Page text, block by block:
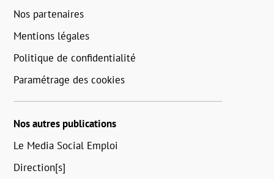
Nos partenaires
Mentions légales
Politique de confidentialité
Paramétrage des cookies
Nos autres publications
Le Media Social Emploi
Direction[s]